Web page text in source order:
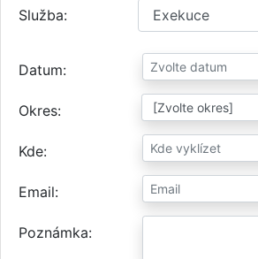
Služba
Datum
Okres
Kde
Email
Poznámka